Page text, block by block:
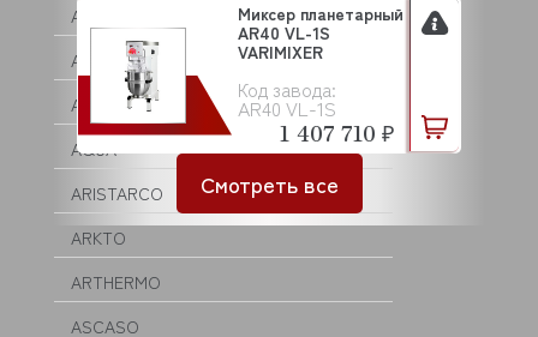
ANVIL
APACH
APS
AQUA
ARISTARCO
ARKTO
ARTHERMO
ASCASO
Код завода:
AR40 VL-1S
Миксер планетарный
AR40 VL-1S
VARIMIXER
1 407 710 ₽
Смотреть все